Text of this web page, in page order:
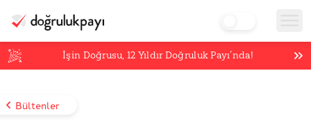
İşin Doğrusu,12 Yıldır Doğruluk Payı’nda!
Bültenler